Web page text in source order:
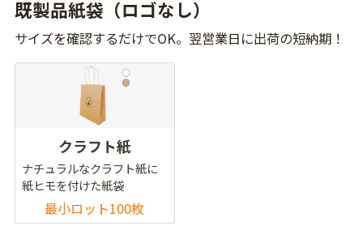
既製品紙袋（ロゴなし）
サイズを確認するだけでOK。翌営業日に出荷の短納期！
クラフト紙
ナチュラルなクラフト紙に
紙ヒモを付けた紙袋
最小ロット100枚